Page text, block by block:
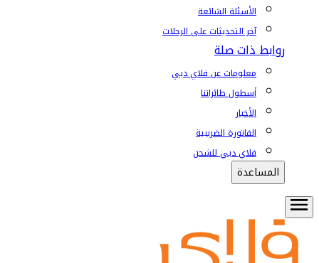
الأسئلة الشائعة
آخر التحديثات على الرحلات
روابط ذات صلة
معلومات عن فلاي دبي
أسطول طائراتنا
الأخبار
الفاتورة الضريبية
فلاي دبي للشحن
المساعدة